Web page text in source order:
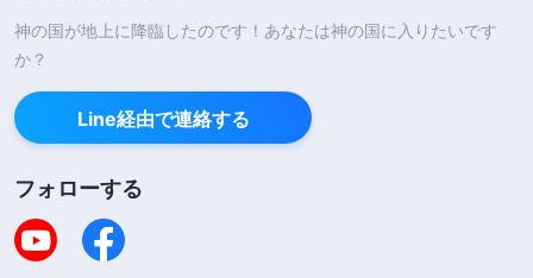
神の国が地上に降臨したのです！あなたは神の国に入りたいです
か？
Line経由で連絡する
フォローする